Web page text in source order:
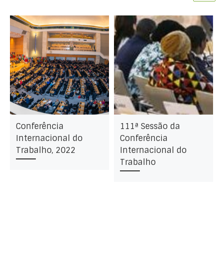
Conferência
Internacional do
Trabalho, 2022
111ª Sessão da
Conferência
Internacional do
Trabalho